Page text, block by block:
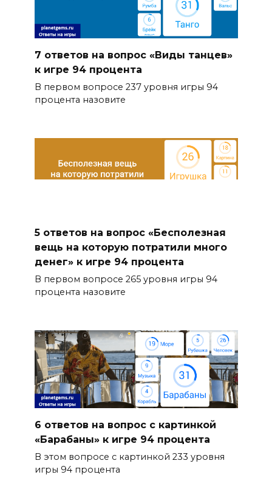
7 ответов на вопрос «Виды танцев»
к игре 94 процента
В первом вопросе 237 уровня игры 94
процента назовите
5 ответов на вопрос «Бесполезная
вещь на которую потратили много
денег» к игре 94 процента
В первом вопросе 265 уровня игры 94
процента назовите
6 ответов на вопрос с картинкой
«Барабаны» к игре 94 процента
В этом вопросе с картинкой 233 уровня
игры 94 процента